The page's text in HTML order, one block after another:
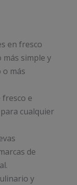
en fresco
más simple y
más
e
cualquier
de
y